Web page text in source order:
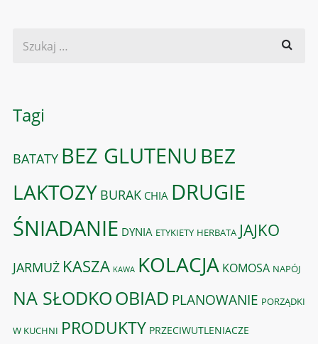
Tagi
BATATY BEZ GLUTENU BEZ
LAKTOZY BURAK CHIA DRUGIE
ŚNIADANIE DYNIA ETYKIETY HERBATA JAJKO
JARMUŻ KASZA KAWA KOLACJA KOMOSA NAPÓJ
NA SŁODKOOBIAD PLANOWANIE PORZĄDKI
W KUCHNI PRODUKTY PRZECIWUTLENIACZE